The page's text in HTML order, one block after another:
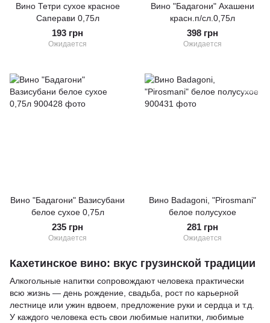
Вино Тетри сухое красное
Саперави 0,75л
193 грн
Ожидается
Вино "Бадагони" Ахашени
красн.п/сл.0,75л
398 грн
Ожидается
Вино "Бадагони" Вазисубани
белое сухое 0,75л
235 грн
Ожидается
Вино Badagoni, "Pirosmani"
белое полусухое
281 грн
Ожидается
Кахетинское вино: вкус грузинской традиции
Алкогольные напитки сопровождают человека практически
всю жизнь — день рождение, свадьба, рост по карьерной
лестнице или ужин вдвоем, предложение руки и сердца и т.д.
У каждого человека есть свои любимые напитки, любимые